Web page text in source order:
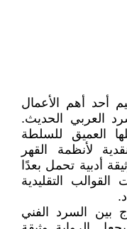
أحد أهم الأعمال
العربي الحديث.
العميق للسلطة
لأنظمة القهر
أدبية تحمل بعدًا
التقليدية
بين السرد الفني